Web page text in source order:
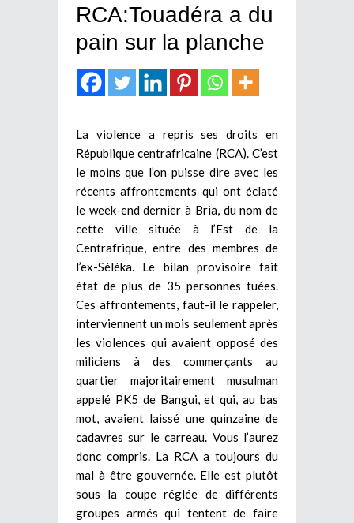
RCA:Touadéra a du
pain sur la planche
La violence a repris ses droits en
République centrafricaine (RCA). C’est
le moins que l’on puisse dire avec les
récents affrontements qui ont éclaté
le week-end dernier à Bria, du nom de
cette ville située à l’Est de la
Centrafrique, entre des membres de
l’ex-Séléka. Le bilan provisoire fait
état de plus de 35 personnes tuées.
Ces affrontements, faut-il le rappeler,
interviennent un mois seulement après
les violences qui avaient opposé des
miliciens à des commerçants au
quartier majoritairement musulman
appelé PK5 de Bangui, et qui, au bas
mot, avaient laissé une quinzaine de
cadavres sur le carreau. Vous l’aurez
donc compris. La RCA a toujours du
mal à être gouvernée. Elle est plutôt
sous la coupe réglée de différents
groupes armés qui tentent de faire